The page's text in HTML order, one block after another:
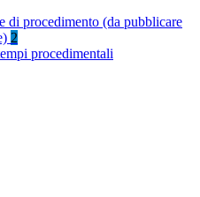
di procedimento (da pubblicare
2
procedimentali